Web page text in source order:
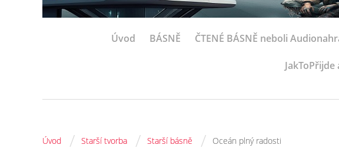
Úvod BÁSNĚ ČTENÉ BÁSNĚ neboli
JakToPřijde
Úvod / Starší tvorba / Starší básně / Oceán plný radosti